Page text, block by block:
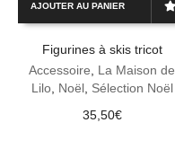
AJOUTER AU PANIER
Figurines à skis tricot
Accessoire, La Maison de
Lilo, Noël, Sélection Noël
35,50€